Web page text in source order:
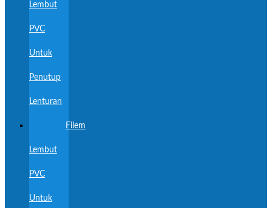
Lembut
PVC
Untuk
Penutup
Lenturan
Filem
Lembut
PVC
Untuk